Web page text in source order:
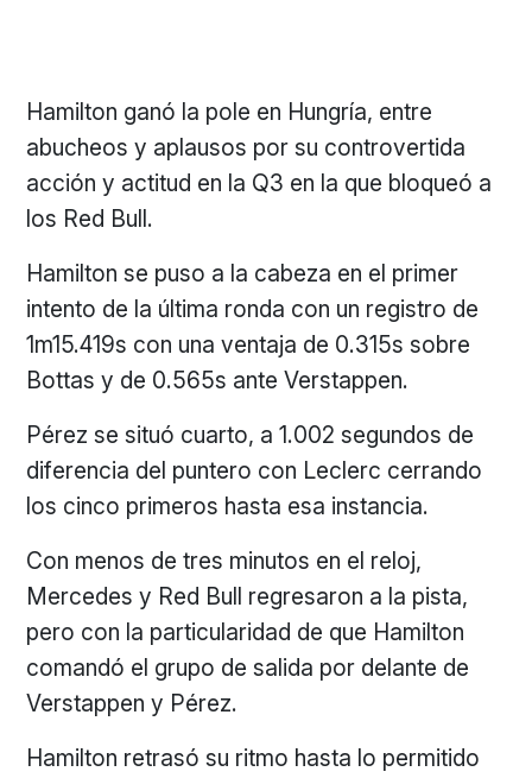
Hamilton ganó la pole en Hungría, entre
abucheos y aplausos por su controvertida
acción y actitud en la Q3 en la que bloqueó a
los Red Bull.
Hamilton se puso a la cabeza en el primer
intento de la última ronda con un registro de
1m15.419s con una ventaja de 0.315s sobre
Bottas y de 0.565s ante Verstappen.
Pérez se situó cuarto, a 1.002 segundos de
diferencia del puntero con Leclerc cerrando
los cinco primeros hasta esa instancia.
Con menos de tres minutos en el reloj,
Mercedes y Red Bull regresaron a la pista,
pero con la particularidad de que Hamilton
comandó el grupo de salida por delante de
Verstappen y Pérez.
Hamilton retrasó su ritmo hasta lo permitido